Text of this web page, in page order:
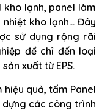
kho lạnh, panel làm
kho lạnh… Đây
sử dụng rộng rãi
để chỉ đến loại
xuất từ EPS.
quả, tấm Panel
dựng các công trình